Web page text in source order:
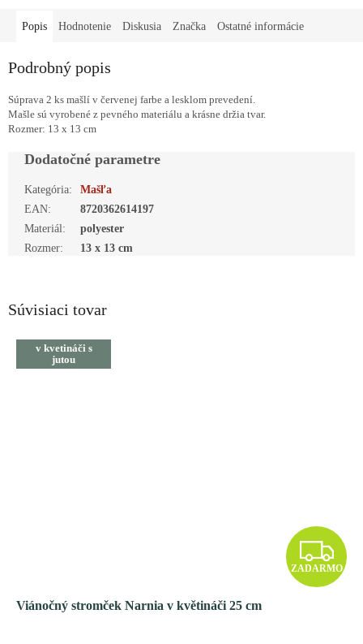
Súvisiaci tovar
v kvetináči s
jutou
Z
A
ZADARMO
Viánočný stromček Narnia v květináči 25 cm
Popis Hodnotenie Diskusia Značka Ostatné informácie
Podrobný popis
Súprava 2 ks mašlí v červenej farbe a lesklom prevedení.
Mašle sú vyrobené z pevného materiálu a krásne držia tvar.
Rozmer: 13 x 13 cm
Dodatočné parametre
Kategória:
Mašľa
EAN:
8720362614197
Materiál :
polyester
Rozmer: 13 x 13 cm